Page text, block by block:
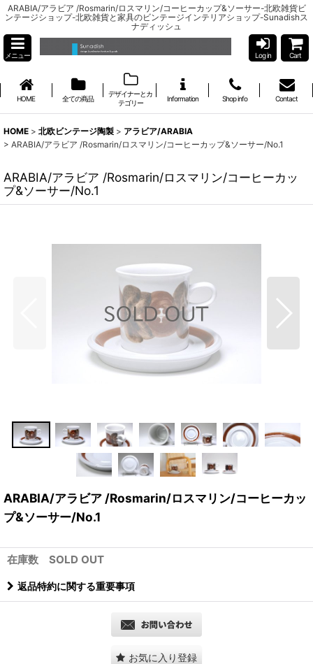
ARABIA/アラビア /Rosmarin/ロスマリン/コーヒーカップ&ソーサー-北欧雑貨ビ
ンテージショップ-北欧雑貨と家具のビンテージインテリアショップ-Sunadishス
ナディッシュ
メニュー Log in Cart
HOME 全ての商品
デザイナーとカ
テゴリー
Information Shop info Contact
HOME > 北欧ビンテージ陶製 > アラビア/ARABIA
> ARABIA/アラビア /Rosmarin/ロスマリン/コーヒーカップ&ソーサー/No.1
ARABIA/アラビア /Rosmarin/ロスマリン/コーヒーカッ
プ&ソーサー/No.1
ARABIA/アラビア /Rosmarin/ロスマリン/コーヒーカッ
プ&ソーサー/No.1
在庫数 SOLD OUT
返品特約に関する重要事項
お気に入り登録